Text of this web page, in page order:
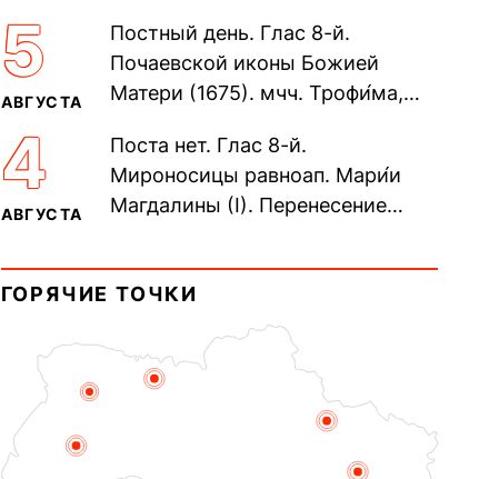
Дави́да (1015). Прп....
5
АВГУСТА
Постный день. Глас 8-й.
Почаевской иконы Божией
Матери (1675). мчч. Трофи́ма,
мучеников (284–305). прав.
воина Фео́дора...
4
АВГУСТА
Поста нет. Глас 8-й.
Мироносицы равноап. Мари́и
Магдалины (I). Перенесение
Синопского (403–404). Прп.
Корни́лия...
ГОРЯЧИЕ ТОЧКИ